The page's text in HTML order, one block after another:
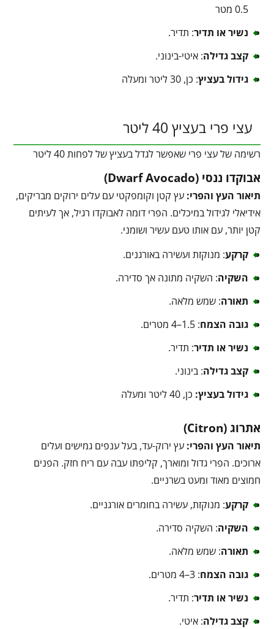
0.5 מטר
נשיר או תדיר: תדיר.
קצב גדילה: איטי-בינוני.
גידול בעציץ: כן, 30 ליטר ומעלה
עצי פרי בעציץ 40 ליטר
רשימה של עצי פרי שאפשר לגדל בעציץ של לפחות 40 ליטר
אבוקדו ננסי (Dwarf Avocado)
תיאור העץ והפרי: עץ קטן וקומפקטי עם עלים ירוקים מבריקים,
אידיאלי לגידול במיכלים. הפרי דומה לאבוקדו רגיל, אך לעיתים
קטן יותר, עם אותו טעם עשיר ושומני.
קרקע: מנוקזת ועשירה באורגנים.
השקיה: השקיה מתונה אך סדירה.
תאורה: שמש מלאה.
גובה הצמח: 1.5–4 מטרים.
נשיר או תדיר: תדיר.
קצב גדילה: בינוני.
גידול בעציץ: כן, 40 ליטר ומעלה
אתרוג (Citron)
תיאור העץ והפרי:עץ ירוק-עד, בעל ענפים גמישים ועלים
ארוכים. הפרי גדול ומוארך, קליפתו עבה עם ריח חזק. הפנים
חמוצים מאוד ומעט בשרניים.
קרקע: מנוקזת, עשירה בחומרים אורגניים.
השקיה: השקיה סדירה.
תאורה: שמש מלאה.
גובה הצמח: 3–4 מטרים.
נשיר או תדיר: תדיר.
קצב גדילה: איטי.